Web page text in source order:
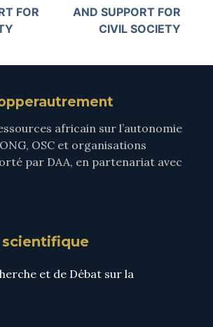
FOR
AND SUPPORT FOR
CIVIL SOCIETY
africain sur l’autonomie
OSC et organisations
par DAA, en partenariat avec
et de Débat sur la